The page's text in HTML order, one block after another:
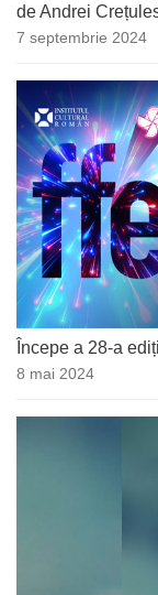
de Andrei
7 septembrie 2024
Începe a 28-a
8 mai 2024